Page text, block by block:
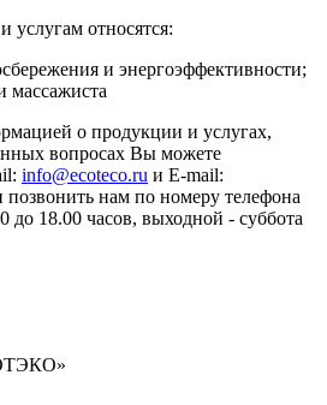
услугам относятся:
и энергоэффективности;
массажиста
о продукции и услугах,
вопросах Вы можете
info@ecoteco.ru и E-mail:
позвонить нам по номеру телефона
до 18.00 часов, выходной - суббота